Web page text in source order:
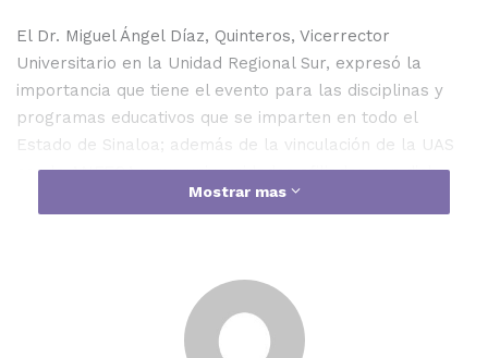
El Dr. Miguel Ángel Díaz, Quinteros, Vicerrector
Universitario en la Unidad Regional Sur, expresó la
importancia que tiene el evento para las disciplinas y
programas educativos que se imparten en todo el
Estado de Sinaloa; además de la vinculación de la UAS
con la ANFECA y sus universidades afiliadas con dicho
maratón que a Nivel Nacional aborda temas
“Muy contento, sin duda que es un evento que va a
permitir motivar a los jóvenes, a los profesores e
investigadores; va a influir en la pertenencia a éstas
Mostrar mas